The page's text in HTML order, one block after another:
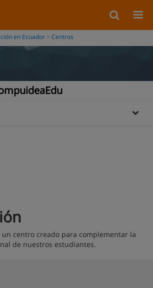
en Ecuador Centros
un centro creado para complementar la
de nuestros estudiantes.